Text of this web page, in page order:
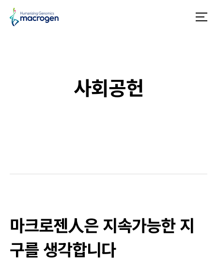
메
사회공헌
마크로젠人은 지속가능한 지
구를 생각합니다